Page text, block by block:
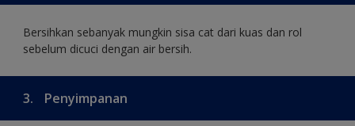
Bersihkan sebanyak mungkin sisa cat dari kuas dan rol
sebelum dicuci dengan air bersih.
3. Penyimpanan